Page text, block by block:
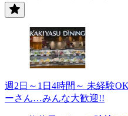
週2日～1日4時間～ 未経験
ーさん…みんな大歓迎!!